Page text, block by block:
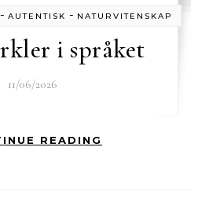
-AUTENTISK - NATURVITENSKAP
i språket
11/06/2026
READING